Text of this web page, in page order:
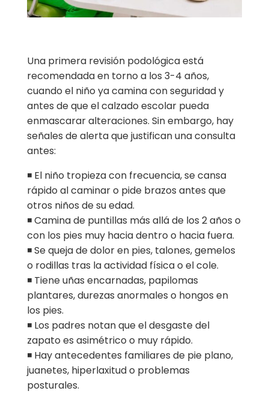
Una primera revisión podológica está
recomendada en torno a los 3-4 años,
cuando el niño ya camina con seguridad y
antes de que el calzado escolar pueda
enmascarar alteraciones. Sin embargo, hay
señales de alerta que justifican una consulta
antes:
◾ El niño tropieza con frecuencia, se cansa
rápido al caminar o pide brazos antes que
otros niños de su edad.
◾ Camina de puntillas más allá de los 2 años o
con los pies muy hacia dentro o hacia fuera.
◾ Se queja de dolor en pies, talones, gemelos
o rodillas tras la actividad física o el cole.
◾ Tiene uñas encarnadas, papilomas
plantares, durezas anormales o hongos en
los pies.
◾ Los padres notan que el desgaste del
zapato es asimétrico o muy rápido.
◾ Hay antecedentes familiares de pie plano,
juanetes, hiperlaxitud o problemas
posturales.